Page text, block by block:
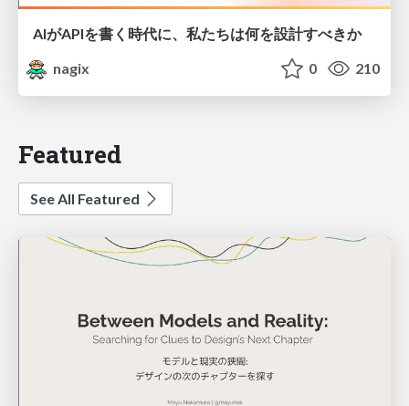
AIがAPIを書く時代に、私たちは何を設計すべきか
nagix
0 210
Featured
See All Featured